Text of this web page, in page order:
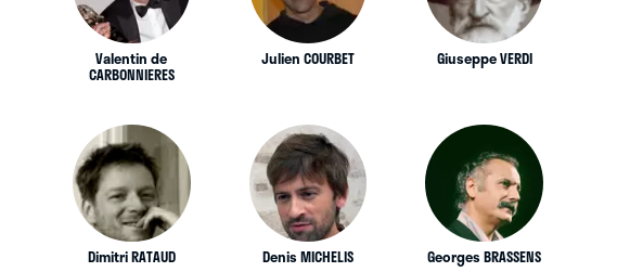
Valentin de
CARBONNIERES
Julien COURBET Giuseppe VERDI
Dimitri RATAUD Denis MICHELIS Georges BRASSENS